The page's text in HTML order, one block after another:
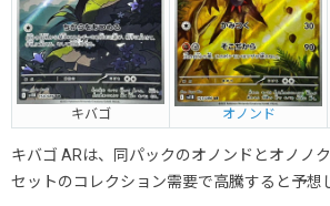
キバゴ オノンド
キバゴ ARは、同パックのオノンドとオノノ
セットのコレクション需要で高騰すると予想